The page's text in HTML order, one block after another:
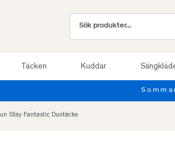
Täcken Kuddar
Stay Fantastic Duntäcke